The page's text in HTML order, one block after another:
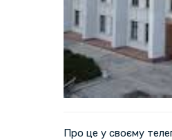
Про це у своєму